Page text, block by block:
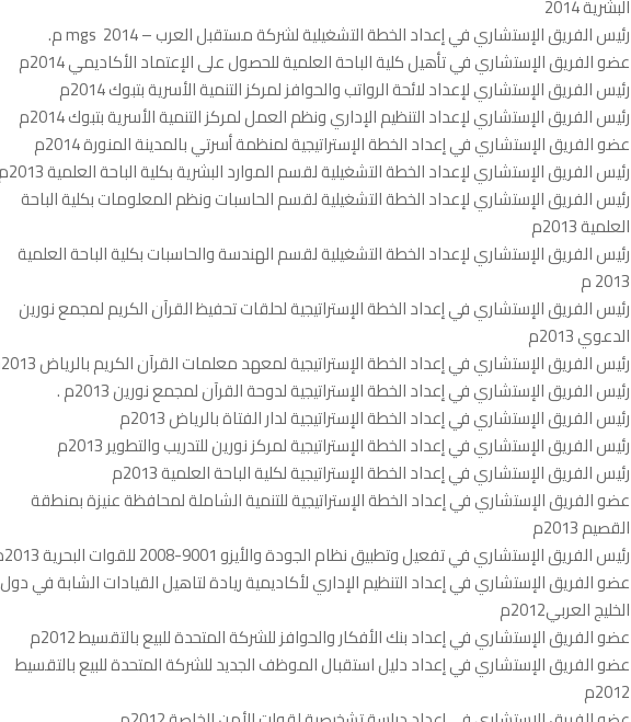
البشرية 2014
رئيس الفريق الإستشاري في إعداد الخطة التشغيلية لشركة مستقبل العرب – mgs 2014 م.
عضو الفريق الإستشاري في تأهيل كلية الباحة العلمية للحصول على الإعتماد الأكاديمي 2014م
رئيس الفريق الإستشاري لإعداد لائحة الرواتب والحوافز لمركز التنمية الأسرية بتبوك 2014م
رئيس الفريق الإستشاري لإعداد التنظيم الإداري ونظم العمل لمركز التنمية الأسرية بتبوك 2014م
عضو الفريق الإستشاري في إعداد الخطة الإستراتيجية لمنظمة أسرتي بالمدينة المنورة 2014م
رئيس الفريق الإستشاري لإعداد الخطة التشغيلية لقسم الموارد البشرية بكلية الباحة العلمية 2013م
رئيس الفريق الإستشاري لإعداد الخطة التشغيلية لقسم الحاسبات ونظم المعلومات بكلية الباحة
العلمية 2013م
رئيس الفريق الإستشاري لإعداد الخطة التشغيلية لقسم الهندسة والحاسبات بكلية الباحة العلمية
2013 م
رئيس الفريق الإستشاري في إعداد الخطة الإستراتيجية لحلقات تحفيظ القرآن الكريم لمجمع نورين
الدعوي 2013م
رئيس الفريق الإستشاري في إعداد الخطة الإستراتيجية لمعهد معلمات القرآن الكريم بالرياض 2013م
رئيس الفريق الإستشاري في إعداد الخطة الإستراتيجية لدوحة القرآن لمجمع نورين 2013م .
رئيس الفريق الإستشاري في إعداد الخطة الإستراتيجية لدار الفتاة بالرياض 2013م
رئيس الفريق الإستشاري في إعداد الخطة الإستراتيجية لمركز نورين للتدريب والتطوير 2013م
رئيس الفريق الإستشاري في إعداد الخطة الإستراتيجية لكلية الباحة العلمية 2013م
عضو الفريق الإستشاري في إعداد الخطة الإستراتیجیة للتنمیة الشاملة لمحافظة عنیزة بمنطقة
القصیم 2013م
رئيس الفريق الإستشاري في تفعيل وتطبيق نظام الجودة والأيزو 9001-2008 للقوات البحرية 2013م
عضو الفريق الإستشاري في إعداد التنظیم الإداري لأكادیمیة ریادة لتاهیل القیادات الشابة في دول
الخلیج العربي2012م
عضو الفريق الإستشاري في إعداد بنك الأفكار والحوافز للشركة المتحدة للبیع بالتقسیط 2012م
عضو الفريق الإستشاري في إعداد دلیل استقبال الموظف الجدید للشركة المتحدة للبیع بالتقسیط
2012م